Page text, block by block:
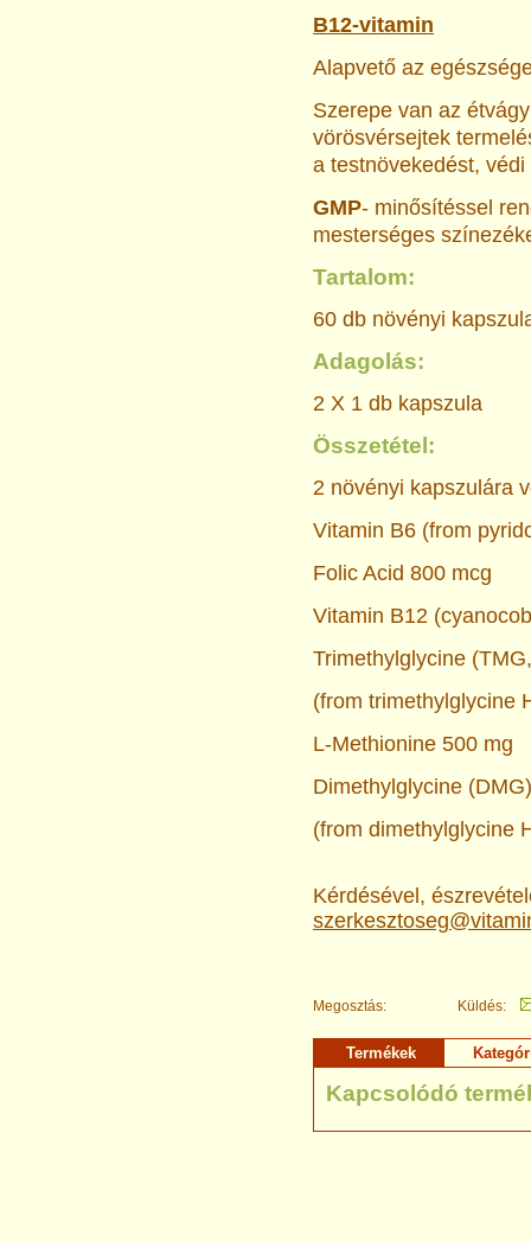
B12-vitamin
Alapvető az
Szerepe van az
vörösvérsejtek
a testnövekedést,
GMP- minősítéssel
mesterséges
Tartalom:
60 db növényi
Adagolás:
2 X 1 db kapszula
Összetétel:
2 növényi kapszulára
Vitamin B6 (from
Folic Acid 800 mcg
Vitamin B12
Trimethylglycine
(from trimethylglycine
L-Methionine 500 mg
Dimethylglycine (DMG)
(from dimethylglycine
Kérdésével,
Megosztás: Küldés:
Termékek
Kapcsolódó